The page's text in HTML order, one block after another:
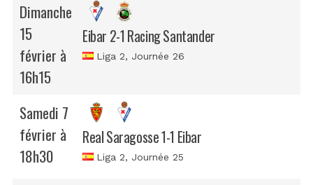
Dimanche
15
février à
16h15
Eibar 2-1 Racing Santander
Liga 2, Journée 26
Samedi 7
février à
18h30
Real Saragosse 1-1 Eibar
Liga 2, Journée 25